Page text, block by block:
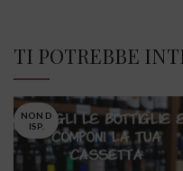
TI POTREBBE
NON D
ISP.